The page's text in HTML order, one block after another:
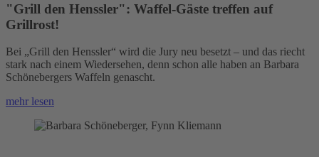
"Grill den Henssler": Waffel-Gäste treffen auf
Grillrost!
Bei „Grill den Henssler“ wird die Jury neu besetzt – und das riecht
stark nach einem Wiedersehen, denn schon alle haben an Barbara
Schönebergers Waffeln genascht.
mehr lesen